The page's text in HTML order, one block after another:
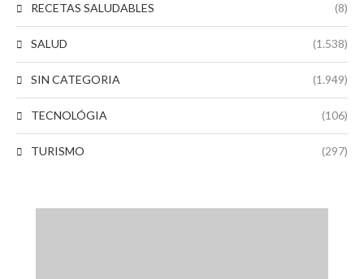
RECETAS SALUDABLES (8)
SALUD (1.538)
SIN CATEGORIA (1.949)
TECNOLÓGIA (106)
TURISMO (297)